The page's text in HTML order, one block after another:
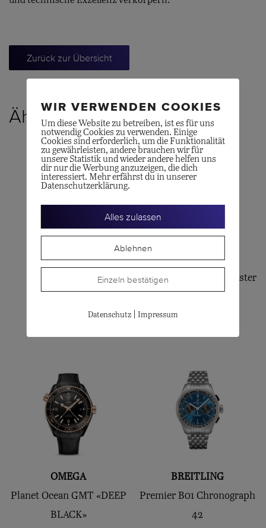
Zurück zur Übersicht
Ähnliche Produkte
LONGINES
OMEGA
Constellation Globemaster
CHF
OMEGA
Planet Ocean GMT «DEEP
BLACK»
BREITLING
Premier B01 Chronograph
42
WIR VERWENDEN COOKIES
Um diese Website zu betreiben, ist es für uns
notwendig Cookies zu verwenden. Einige
Cookies sind erforderlich, um die Funktionalität
zu gewährleisten, andere brauchen wir für
unsere Statistik und wieder andere helfen uns
dir nur die Werbung anzuzeigen, die dich
interessiert. Mehr erfährst du in unserer
Datenschutzerklärung.
Alles zulassen
Ablehnen
Einzeln bestätigen
Datenschutz| Impressum